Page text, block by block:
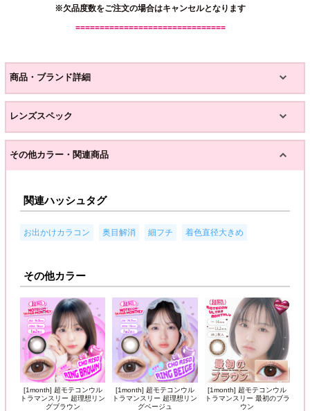
※欠品度数をご注文の場合はキャンセルとなります
===============================
商品・ブランド詳細
レンズスペック
その他カラー・関連商品
関連ハッシュタグ
お出かけカラコン 奥目解消 細フチ 着色直径大きめ
その他カラー
[1month] 超モテコンウル
トラマンスリー 超理想リン
グブラウン
[1month] 超モテコンウル
トラマンスリー 超理想リン
グベージュ
[1month] 超モテコンウル
トラマンスリー 最初のブラ
ウン